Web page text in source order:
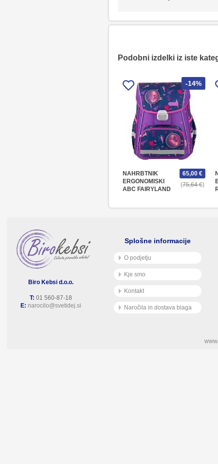
Podobni izdelki iz iste
-14%
NAHRBTNIK
ERGONOMISKI
ABC FAIRYLAND
75,64 €
65,00 €
Biro Kebsi d.o.o.
T: 01 560-87-18
E: narocilo@svetidej.si
Splošne informacije
O podjetju
Kje smo
Kontakt
Naročila in dostava blaga